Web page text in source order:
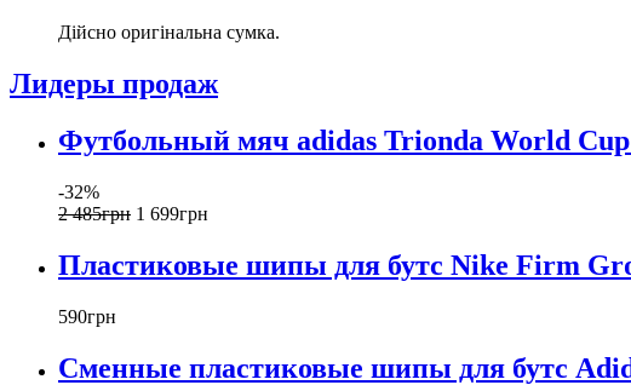
Дійсно оригінальна сумка.
Лидеры продаж
Футбольный мяч adidas Trionda World
-32%
2 485грн 1 699грн
Пластиковые шипы для бутс Nike Firm
590грн
Сменные пластиковые шипы для бутс